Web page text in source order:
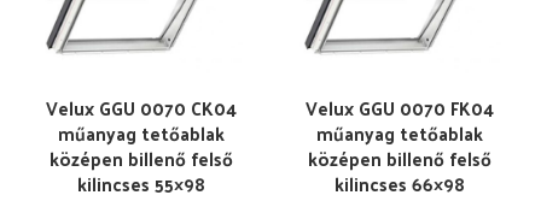
Velux GGU 0070 CK04
műanyag tetőablak
középen billenő felső
kilincses 55×98
Velux GGU 0070 FK04
műanyag tetőablak
középen billenő felső
kilincses 66×98